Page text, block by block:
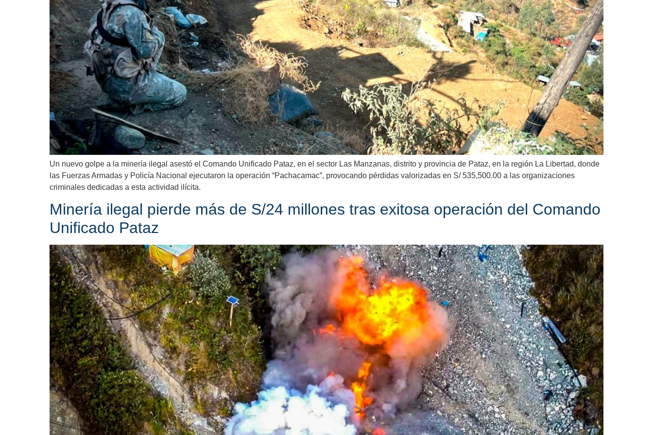
Un nuevo golpe a la minería ilegal asestó el Comando Unificado Pataz, en el sector Las Manzanas, distrito y provincia de Pataz, en la región La Libertad, donde
las Fuerzas Armadas y Policía Nacional ejecutaron la operación “Pachacamac”, provocando pérdidas valorizadas en S/ 535,500.00 a las organizaciones
criminales dedicadas a esta actividad ilícita.
Minería ilegal pierde más de S/24 millones tras exitosa operación del Comando
Unificado Pataz